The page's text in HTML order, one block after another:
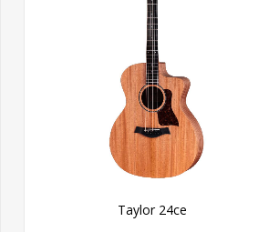
Taylor 24ce